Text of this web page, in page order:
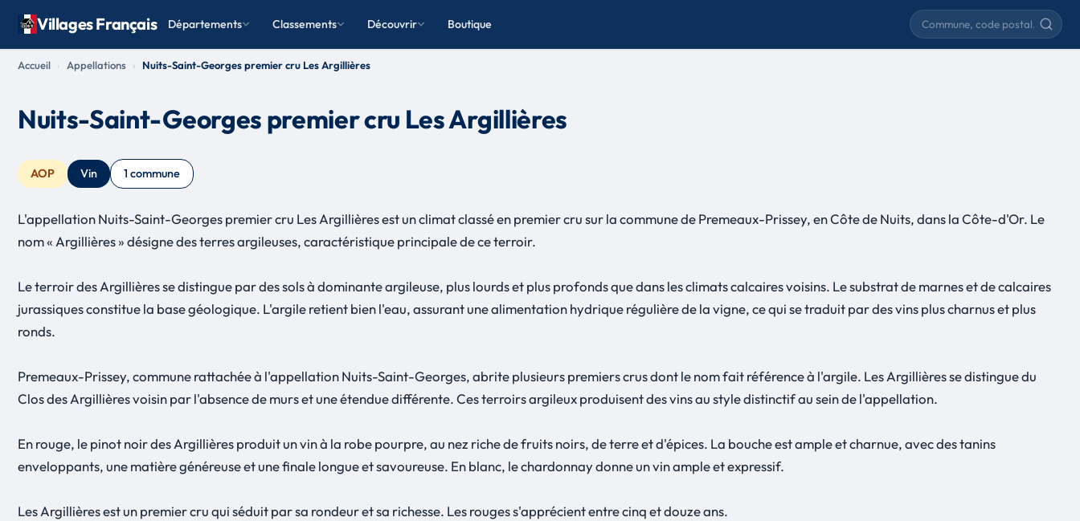
Villages Français Départements Classements Découvrir Boutique
Rechercher une commune
Accueil Appellations Nuits-Saint-Georges premier cru Les Argillières
Nuits-Saint-Georges premier cru Les Argillières
AOP Vin 1 commune
L'appellation Nuits-Saint-Georges premier cru Les Argillières est un climat classé en premier cru sur la commune de Premeaux-Prissey, en Côte de Nuits, dans la Côte-d'Or. Le
nom « Argillières » désigne des terres argileuses, caractéristique principale de ce terroir.
Le terroir des Argillières se distingue par des sols à dominante argileuse, plus lourds et plus profonds que dans les climats calcaires voisins. Le substrat de marnes et de calcaires
jurassiques constitue la base géologique. L'argile retient bien l'eau, assurant une alimentation hydrique régulière de la vigne, ce qui se traduit par des vins plus charnus et plus
ronds.
Premeaux-Prissey, commune rattachée à l'appellation Nuits-Saint-Georges, abrite plusieurs premiers crus dont le nom fait référence à l'argile. Les Argillières se distingue du
Clos des Argillières voisin par l'absence de murs et une étendue différente. Ces terroirs argileux produisent des vins au style distinctif au sein de l'appellation.
En rouge, le pinot noir des Argillières produit un vin à la robe pourpre, au nez riche de fruits noirs, de terre et d'épices. La bouche est ample et charnue, avec des tanins
enveloppants, une matière généreuse et une finale longue et savoureuse. En blanc, le chardonnay donne un vin ample et expressif.
Les Argillières est un premier cru qui séduit par sa rondeur et sa richesse. Les rouges s'apprécient entre cinq et douze ans.